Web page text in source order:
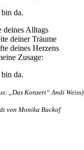
da.
deines Alltags
deiner Träume
deines Herzens
Zusage:
da.
„Das Konzert“ Andi Weiss)
von Monika Backof